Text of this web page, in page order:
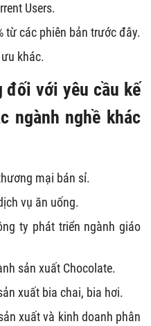
Users.
từ các phiên bản trước đây.
khác.
đối với yêu cầu kế
ngành nghề khác
mại bán sỉ.
vụ ăn uống.
ty phát triển ngành giáo
sản xuất Chocolate.
xuất bia chai, bia hơi.
xuất và kinh doanh phân